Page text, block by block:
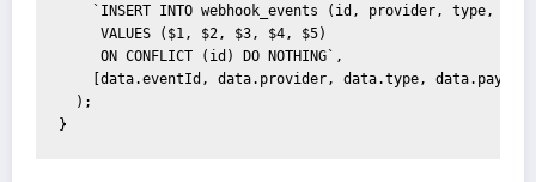
`INSERT INTO webhook_events (id, provider, type,
     VALUES ($1, $2, $3, $4, $5)
     ON CONFLICT (id) DO NOTHING`,
[data.eventId, data.provider, data.type,
  );